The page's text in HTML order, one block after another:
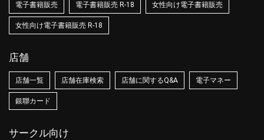
電子書籍販売 電子書籍販売 R-18 女性向け電子書籍販売
女性向け電子書籍販売 R-18
店舗
店舗一覧 店舗在庫検索 店舗に関するQ&A 電子マネー
銀聯カード
サークル向け